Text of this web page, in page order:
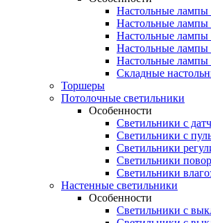
Настольные лампы
Настольные лампы
Настольные лампы
Настольные лампы
Настольные лампы
Складные
Торшеры
Потолочные светильники
Особенности
Светильники с
Светильники с
Светильники
Светильники
Светильники
Настенные светильники
Особенности
Светильники с